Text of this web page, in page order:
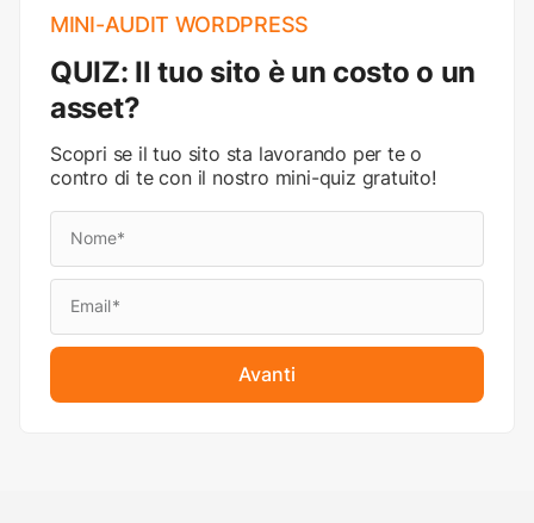
MINI-AUDIT WORDPRESS
QUIZ: Il tuo sito è un costo o un
asset?
Scopri se il tuo sito sta lavorando per te o
contro di te con il nostro mini-quiz gratuito!
Avanti